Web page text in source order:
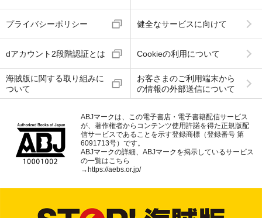
プライバシーポリシー 健全なサービスに向けて
dアカウント2段階認証とは Cookieの利用について
海賊版に関する取り組みに
ついて
お客さまのご利用端末から
の情報の外部送信について
ABJマークは、この電子書店・電子書籍配信サービス
が、著作権者からコンテンツ使用許諾を得た正規版配
信サービスであることを示す登録商標（登録番号 第
6091713号）です。
ABJマークの詳細、ABJマークを掲示しているサービス
の一覧はこちら
→ https://aebs.or.jp/